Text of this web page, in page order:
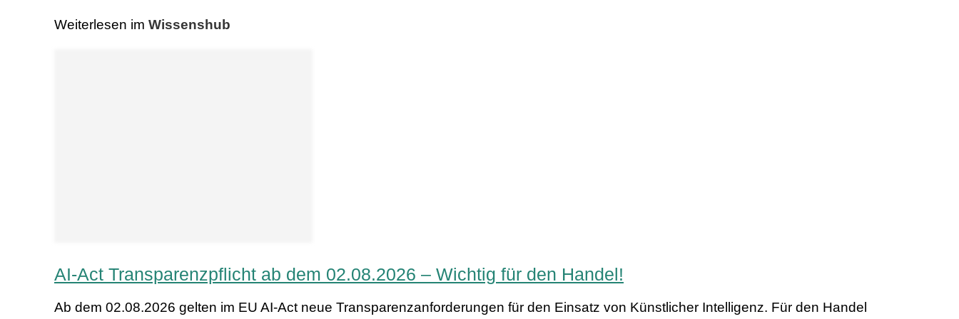
Weiterlesen im Wissenshub
AI-Act Transparenzpflicht ab dem 02.08.2026 – Wichtig für den Handel!
Ab dem 02.08.2026 gelten im EU AI-Act neue Transparenzanforderungen für den Einsatz von Künstlicher Intelligenz. Für den Handel